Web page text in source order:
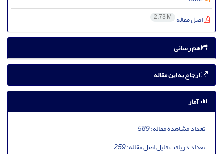
اصل مقاله 2.73 M
هم رسانی
ارجاع به این مقاله
آمار
تعداد مشاهده مقاله:589
تعداد دریافت فایل اصل مقاله:259